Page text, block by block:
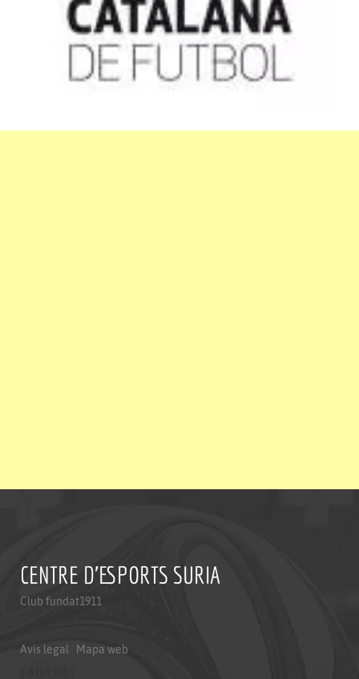
CENTRE D'ESPORTS SURIA
Club fundat1911
Avis legal Mapa web